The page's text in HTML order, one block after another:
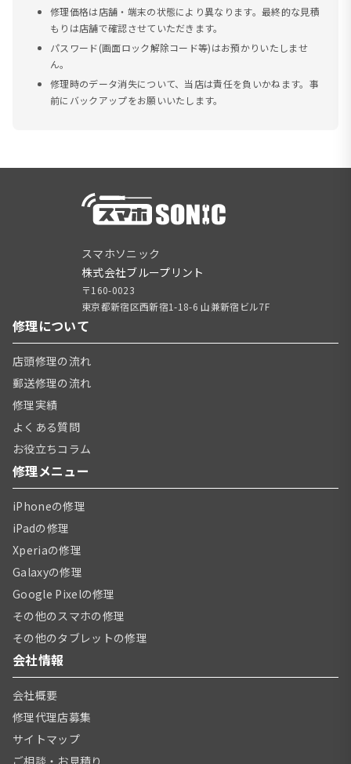
修理価格は店舗・端末の状態により異なります。最終的な見積
もりは店舗で確認させていただきます。
パスワード(画面ロック解除コード等)はお預かりいたしませ
ん。
修理時のデータ消失について、当店は責任を負いかねます。事
前にバックアップをお願いいたします。
スマホソニック
株式会社ブループリント
〒160-0023
東京都新宿区西新宿1-18-6 山兼新宿ビル7F
修理について
店頭修理の流れ
郵送修理の流れ
修理実績
よくある質問
お役立ちコラム
修理メニュー
iPhoneの修理
iPadの修理
Xperiaの修理
Galaxyの修理
Google Pixelの修理
その他のスマホの修理
その他のタブレットの修理
会社情報
会社概要
修理代理店募集
サイトマップ